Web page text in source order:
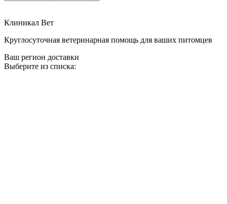
Клиникал Вет
Круглосуточная ветеринарная помощь для ваших питомцев
Ваш регион доставки
Выберите из списка: